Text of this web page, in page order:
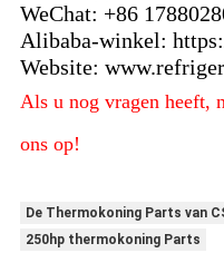
WeChat: +86
Alibaba-winkel:
Website:
Als u nog vragen heeft,
ons op!
De Thermokoning Parts van
250hp thermokoning Parts